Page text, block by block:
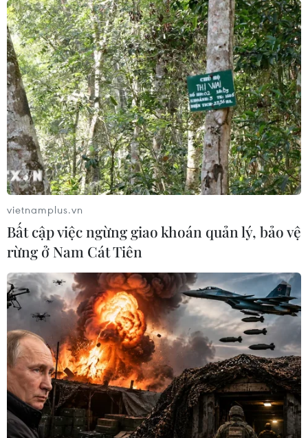
Ukraine bắt đầu xây dựng bức tường dọc
biên giới với Belarus
12/11/2022 12:21
Công trình bao gồm một tường bêtông, hào và hàng rào
thép gai đang được triển khai xây dựng tại các vùng
Volyn, Rivne và Zhytomyr ở miền Bắc Ukraine tiếp giáp
với Belarus.
vietnamplus.vn
Bất cập việc ngừng giao khoán quản lý, bảo vệ
rừng ở Nam Cát Tiên